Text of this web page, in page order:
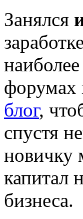
Занялся
форумах
блог,
спустя
новичку
капитал
бизнеса.